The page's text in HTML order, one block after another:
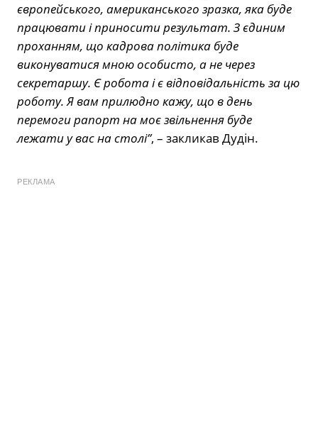
європейського, американського зразка, яка буде
працювати і приносити результат. З єдиним
проханням, що кадрова політика буде
виконуватися мною особисто, а не через
секретаршу. Є робота і є відповідальність за цю
роботу. Я вам прилюдно кажу, що в день
перемоги рапорт на моє звільнення буде
лежати у вас на столі”, – закликав Дудін.
РЕКЛАМА